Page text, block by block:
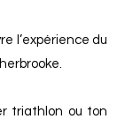
l’expérience du
triathlon ou ton